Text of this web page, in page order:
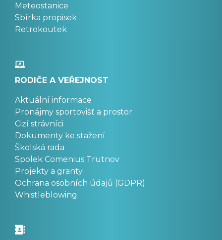
Meteostanice
Sbírka propisek
Retrokoutek
RODIČE A VEŘEJNOST
Aktuální informace
Pronájmy sportovišť a prostor
Cizí strávníci
Dokumenty ke stažení
Školská rada
Spolek Comenius Trutnov
Projekty a granty
Ochrana osobních údajů (GDPR)
Whistleblowing